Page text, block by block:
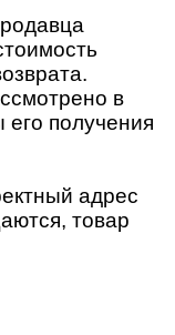
в
его получения
адрес
товар